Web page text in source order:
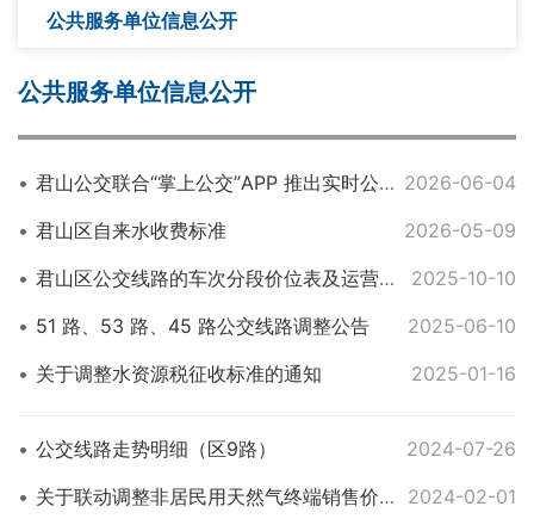
公共服务单位信息公开
公共服务单位信息公开
君山公交联合“掌上公交”APP 推出实时公交查询服务 2026-06-04
君山区自来水收费标准
2026-05-09
君山区公交线路的车次分段价位表及运营时间表
2025-10-10
51 路、53 路、45 路公交线路调整公告
2025-06-10
关于调整水资源税征收标准的通知
2025-01-16
公交线路走势明细（区9路）
2024-07-26
关于联动调整非居民用天然气终端销售价格的通知
2024-02-01